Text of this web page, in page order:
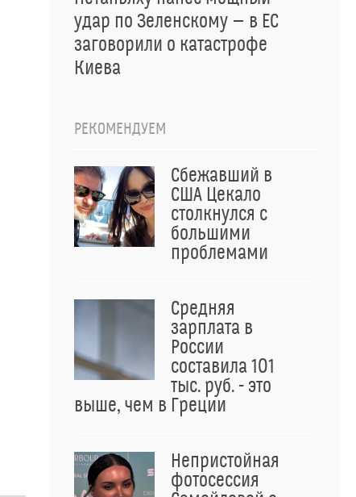
удар по Зеленскому — в ЕС
заговорили о катастрофе
Киева
РЕКОМЕНДУЕМ
Сбежавший в
США Цекало
столкнулся с
большими
проблемами
Средняя
зарплата в
России
составила 101
тыс. руб. - это
выше, чем в Греции
Непристойная
фотосессия